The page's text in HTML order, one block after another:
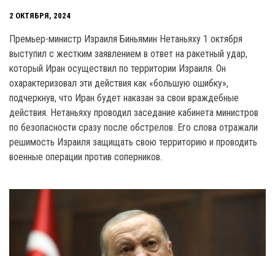
2 ОКТЯБРЯ, 2024
Премьер-министр Израиля Биньямин Нетаньяху 1 октября
выступил с жестким заявлением в ответ на ракетный удар,
который Иран осуществил по территории Израиля. Он
охарактеризовал эти действия как «большую ошибку»,
подчеркнув, что Иран будет наказан за свои враждебные
действия. Нетаньяху проводил заседание кабинета министров
по безопасности сразу после обстрелов. Его слова отражали
решимость Израиля защищать свою территорию и проводить
военные операции против соперников.